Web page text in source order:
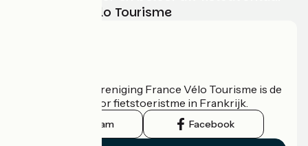
met France Vélo Tourisme
De nationale vereniging France Vélo Tourisme is de
officiële gids voor fietstoeristme in Frankrijk.
Instagram Facebook